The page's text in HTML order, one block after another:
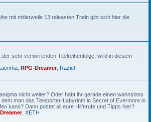
mit mitlerweile 13 releasten Titeln gibt sich hier die
der sehr verwirrenden Titelreihenfolge, wird in diesem
RPG-Dreamer, Raziel
nicht weiter? Oder habt ihr gerade einen wahnsinns
man das Teleporter-Labyrinth in Secret of Evermore in
kann? Dann postet all eure Hilferufe und Tipps hier?
, XETH